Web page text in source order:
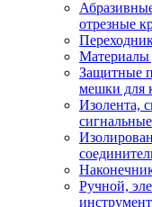
отрезные
Материалы
Защитные
мешки для
Изолента,
Ручной,
инструмент